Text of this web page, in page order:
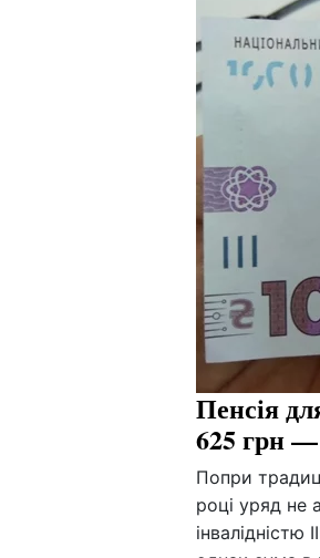
Пенсія
625 грн —
Попри
році уряд не
інвалідністю